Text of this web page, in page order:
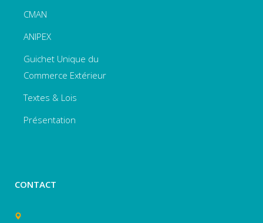
CMAN
ANIPEX
Guichet Unique du
Commerce Extérieur
Textes & Lois
Présentation
CONTACT